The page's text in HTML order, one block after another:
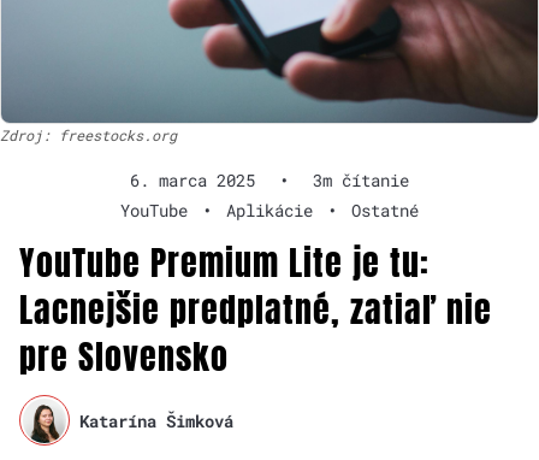
Zdroj: freestocks.org
6. marca 2025 •
3m čítanie
YouTube
• Aplikácie • Ostatné
YouTube Premium Lite je tu:
Lacnejšie predplatné, zatiaľ nie
pre Slovensko
Katarína Šimková